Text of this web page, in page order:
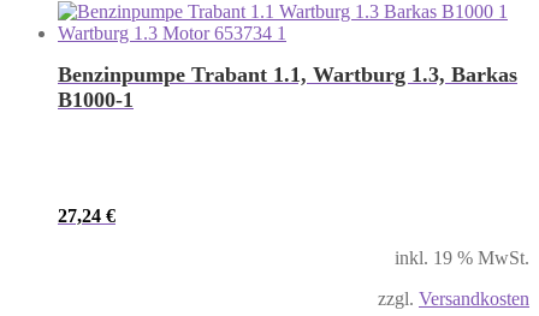
Benzinpumpe Trabant 1.1, Wartburg 1.3, Barkas
B1000-1
27,24 €
inkl. 19 % MwSt.
zzgl. Versandkosten